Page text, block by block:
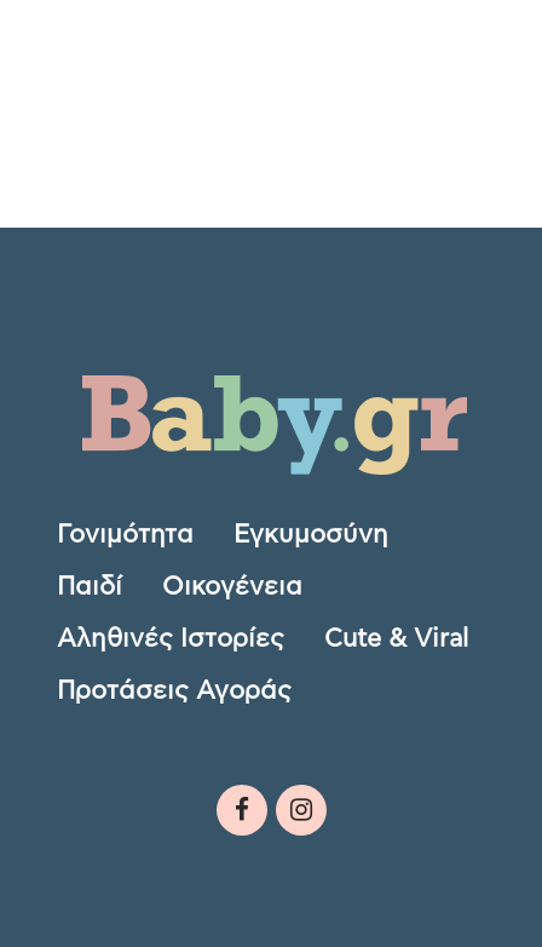
Γονιμότητα Εγκυμοσύνη
Παιδί Οικογένεια
Αληθινές Ιστορίες Cute & Viral
Προτάσεις Αγοράς